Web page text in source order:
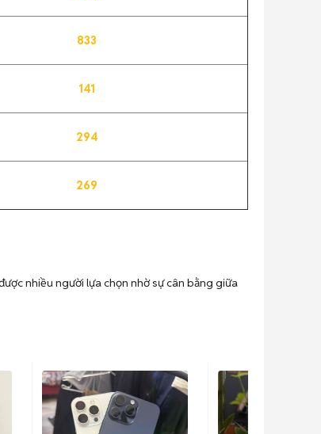
833
141
294
269
nhiều người lựa chọn nhờ sự cân bằng giữa